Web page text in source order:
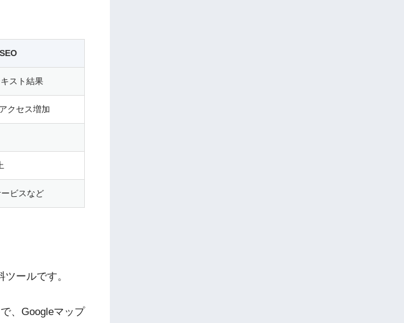
SEO
スト結果
クセス増加
ビスなど
ールです。
、Googleマップ